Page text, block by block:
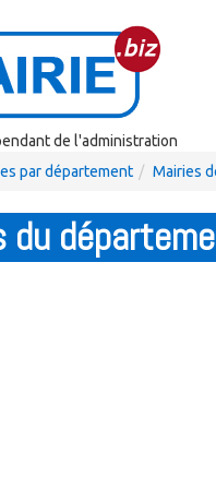
de l'administration
par département Mairies
du